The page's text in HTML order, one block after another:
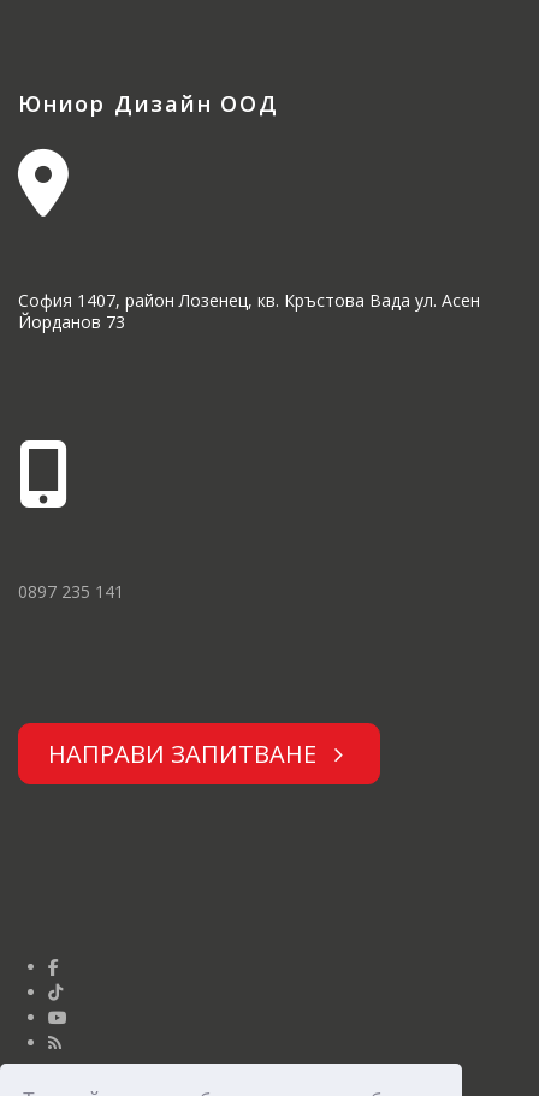
Юниор Дизайн ООД
София 1407, район Лозенец, кв. Кръстова Вада ул. Асен
Йорданов 73
0897 235 141
НАПРАВИ ЗАПИТВАНЕ